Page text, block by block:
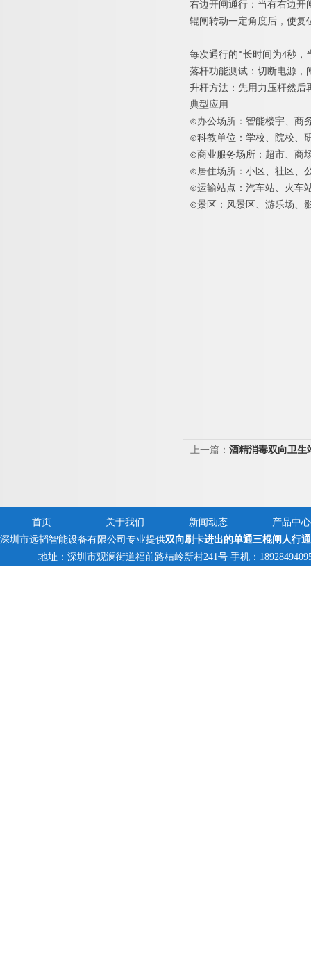
右边开闸通行：当有右边开
辊闸转动一定角度后，使复
每次通行的*长时间 为4秒，
落杆功能测试：切断电源，
升杆方法：先用力压杆然后
典型应用
⊙办公场所：智能楼宇、商
⊙科教单位：学校、院校、
⊙商业服务场所：超市、商
⊙居住场所：小区、社区、
⊙运输站点：汽车站、火车
⊙景区：风景区、游乐场、
上一篇： 酒精消毒双向卫生
首页 关于我们 新闻动态
产品中心
深圳市远韬智能设备有限公司专业提供双向刷卡进出的单通三棍闸人行
地址：深圳市观澜街道福前路桔岭新村241号 手机：